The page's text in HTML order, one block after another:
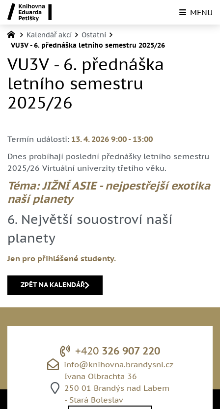
Kalendář akcí
Ostatní
VU3V - 6. přednáška letního semestru 2025/26
VU3V - 6. přednáška
letního semestru
2025/26
Termín události: 13. 4. 2026 9:00 - 13:00
Dnes probíhají poslední přednášky letního semestru
2025/26 Virtuální univerzity třetího věku.
Téma: JIŽNÍ ASIE - nejpestřejší exotika
naší planety
6. Největší souostroví naší
planety
Jen pro přihlášené studenty.
ZPĚT NA KALENDÁŘ
+420 326 907 220
info@knihovna.brandysnl.cz
Ivana Olbrachta 36
250 01 Brandýs nad Labem
- Stará Boleslav
MENU